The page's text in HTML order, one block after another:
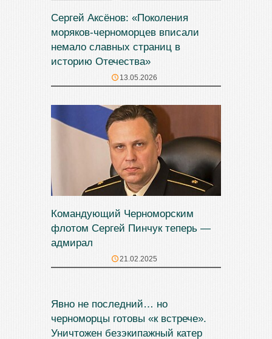
Сергей Аксёнов: «Поколения
моряков-черноморцев вписали
немало славных страниц в
историю Отечества»
13.05.2026
Командующий Черноморским
флотом Сергей Пинчук теперь —
адмирал
21.02.2025
Явно не последний… но
черноморцы готовы «к встрече».
Уничтожен безэкипажный катер